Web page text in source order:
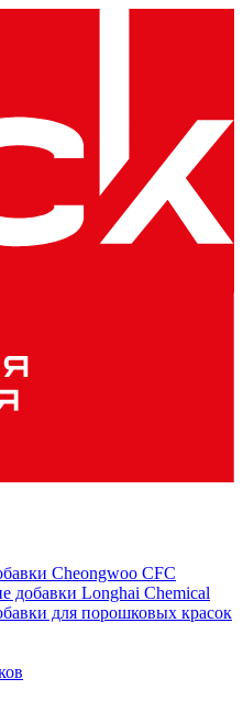
Cheongwoo СFC
добавки Longhai Chemical
для порошковых красок